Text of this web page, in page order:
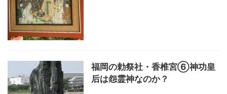
福岡の勅祭社・香椎宮⑥神功皇
后は怨霊神なのか？